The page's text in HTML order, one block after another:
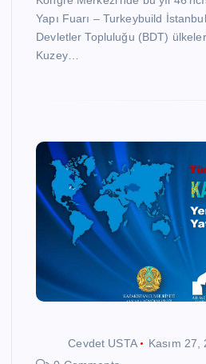
Yapı Fuarı – Turkeybuild
Devletler Topluluğu (BDT)
Kuzey…
Cevdet USTA
Kasım 27,